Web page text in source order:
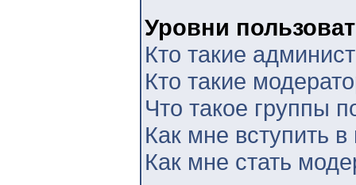
Уровни
Кто такие
Кто такие
Что такое группы
Как мне вступить в
Как мне стать